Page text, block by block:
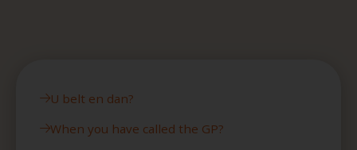
U belt en dan?
When you have called the GP?